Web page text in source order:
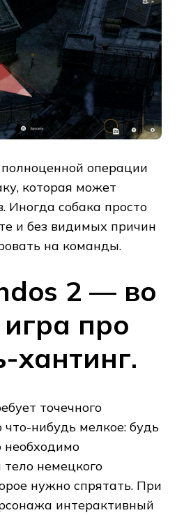
операции
которая может
Иногда собака просто
и без видимых причин
на команды.
2 — во
про
хантинг.
точечного
нибудь мелкое: будь
необходимо
тело немецкого
нужно спрятать. При
интерактивный